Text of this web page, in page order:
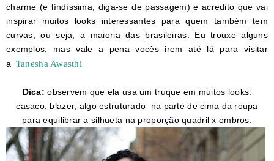
charme (e líndíssima, diga-se de passagem) e acredito que vai
inspirar muitos looks interessantes para quem também tem
curvas, ou seja, a maioria das brasileiras. Eu trouxe alguns
exemplos, mas vale a pena vocês irem até lá para visitar
a Tanesha Awasthi
Dica:observem que ela usa um truque em muitos looks:
casaco, blazer, algo estruturado na parte de cima da roupa
para equilibrar a silhueta na proporção quadril x ombros.